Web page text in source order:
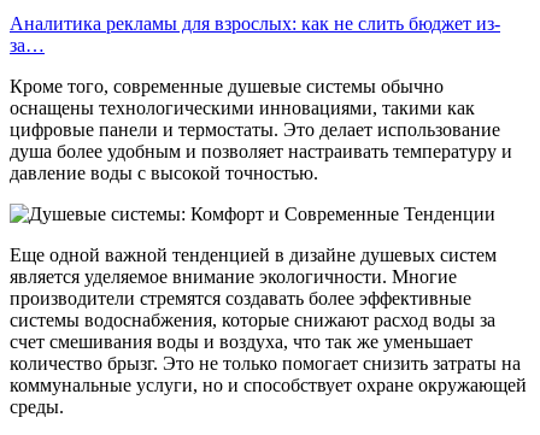
Аналитика рекламы для взрослых: как не слить бюджет из-
за…
Кроме того, современные душевые системы обычно
оснащены технологическими инновациями, такими как
цифровые панели и термостаты. Это делает использование
душа более удобным и позволяет настраивать температуру и
давление воды с высокой точностью.
Еще одной важной тенденцией в дизайне душевых систем
является уделяемое внимание экологичности. Многие
производители стремятся создавать более эффективные
системы водоснабжения, которые снижают расход воды за
счет смешивания воды и воздуха, что так же уменьшает
количество брызг. Это не только помогает снизить затраты на
коммунальные услуги, но и способствует охране окружающей
среды.